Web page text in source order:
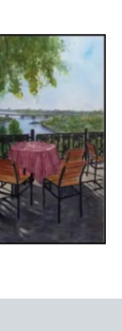
No Caption